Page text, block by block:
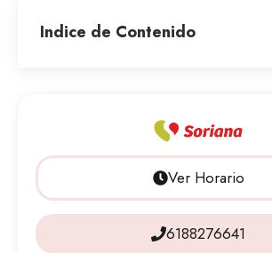
Indice de Contenido
Ver Horario
6188276641